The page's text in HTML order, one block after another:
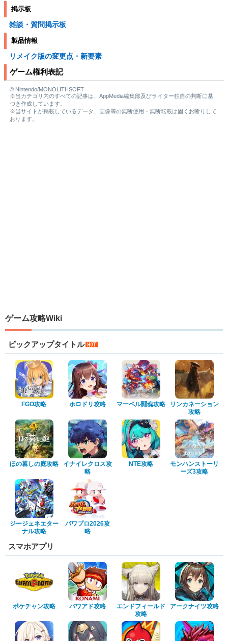
掲示板
雑談・質問掲示板
製品情報
リメイク版の変更点・新要素
ゲーム権利表記
© Nintendo/MONOLITHSOFT
※当カテゴリ内のすべての記事は、AppMedia編集部及びライター独自の判断に基
づき作成しています。
※当サイトが掲載しているデータ、画像等の無断使用・無断転載は固くお断りして
おります。
ゲーム攻略Wiki
ピックアップタイトル
FGO攻略 ホロドリ攻略 マーベル闘魂攻略
リンカネーション
攻略
ほの暮しの庭攻略
イナイレクロス攻
略
NTE攻略
モンハンストーリ
ーズ3攻略
ジージェネエター
ナル攻略
パワプロ2026攻
略
スマホアプリ
ポケチャン攻略 パワアド攻略
エンドフィールド
攻略
アークナイツ攻略